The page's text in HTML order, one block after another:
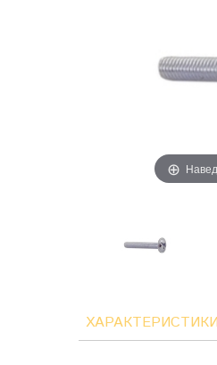
ХАРАКТЕРИСТИКИ